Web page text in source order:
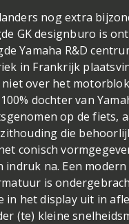
nog extra
GK designburo is
Yamaha R&D
in Frankrijk
over het
dochter van
op de fiets,
die
conisch
na. Een
is
het display uit in
(te) kleine